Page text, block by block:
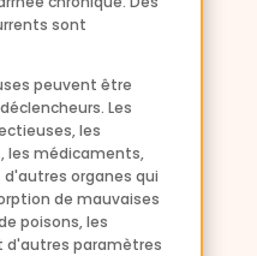
sont
peuvent être
Les
les
les médicaments,
organes qui
de mauvaises
poisons, les
paramètres